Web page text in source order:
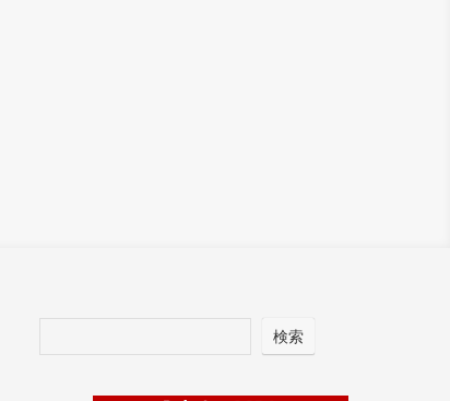
検索